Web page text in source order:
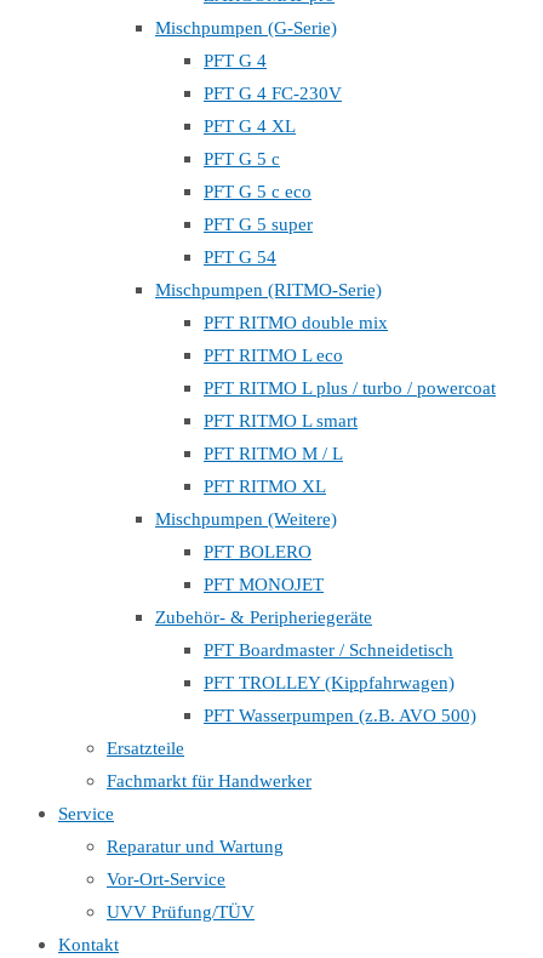
Mischpumpen (G-Serie)
PFT G 4
PFT G 4 FC-230V
PFT G 4 XL
PFT G 5 c
PFT G 5 c eco
PFT G 5 super
PFT G 54
Mischpumpen (RITMO-Serie)
PFT RITMO double mix
PFT RITMO L eco
PFT RITMO L plus / turbo / powercoat
PFT RITMO L smart
PFT RITMO M / L
PFT RITMO XL
Mischpumpen (Weitere)
PFT BOLERO
PFT MONOJET
Zubehör- & Peripheriegeräte
PFT Boardmaster / Schneidetisch
PFT TROLLEY (Kippfahrwagen)
PFT Wasserpumpen (z.B. AVO 500)
Ersatzteile
Fachmarkt für Handwerker
Service
Reparatur und Wartung
Vor-Ort-Service
UVV Prüfung/TÜV
Kontakt